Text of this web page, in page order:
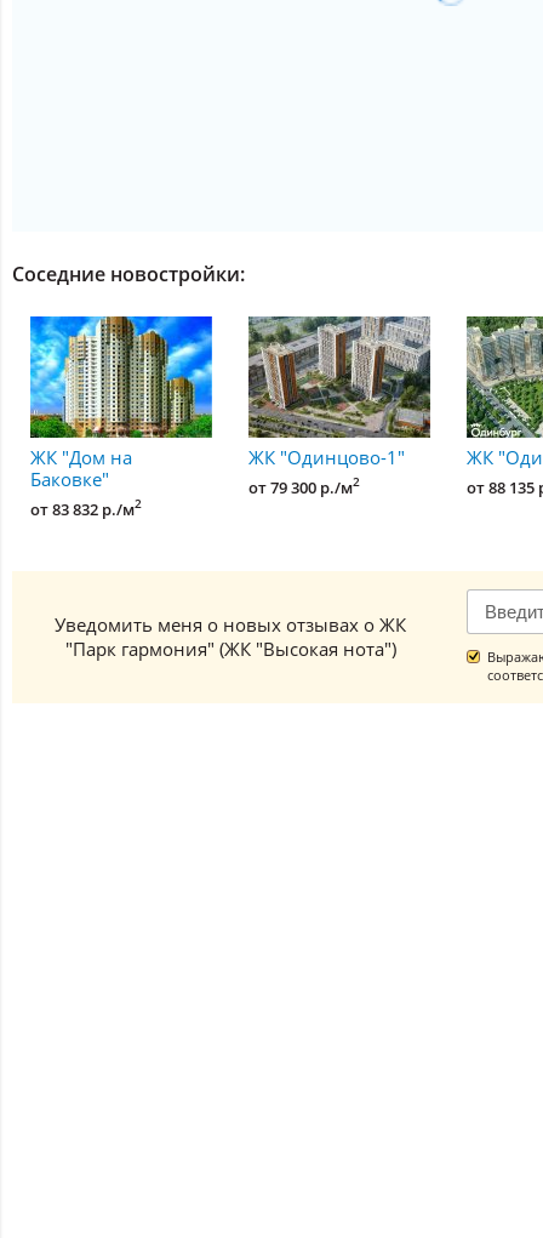
Соседние новостройки:
ЖК "Дом на
Баковке"
от 83 832 р./м2
ЖК "Одинцово-1"
от 79 300 р./м2
ЖК
от 88
Уведомить меня о новых отзывах о ЖК
"Парк гармония" (ЖК "Высокая нота")